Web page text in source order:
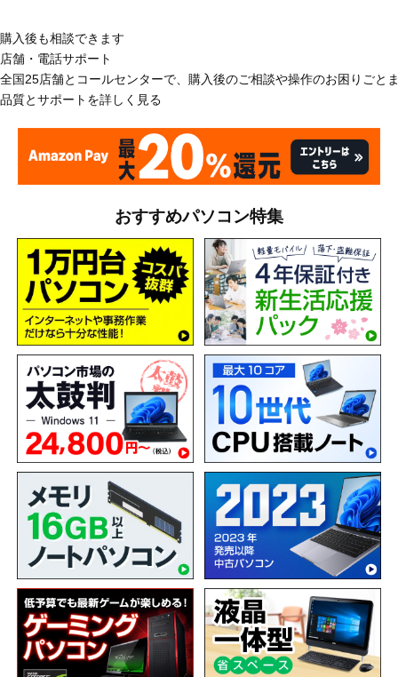
購入後も相談できます
店舗・電話サポート
全国25店舗とコールセンターで、購入後のご相談や操作のお困りごと
品質とサポートを詳しく見る
おすすめパソコン特集